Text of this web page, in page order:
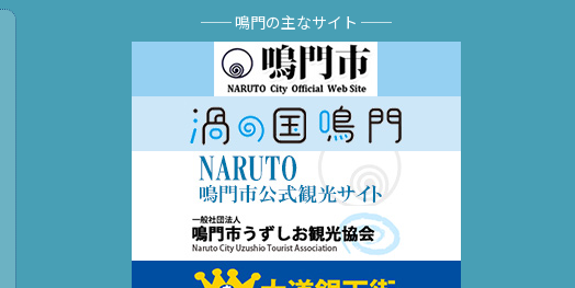
── 鳴門の主なサイト ──